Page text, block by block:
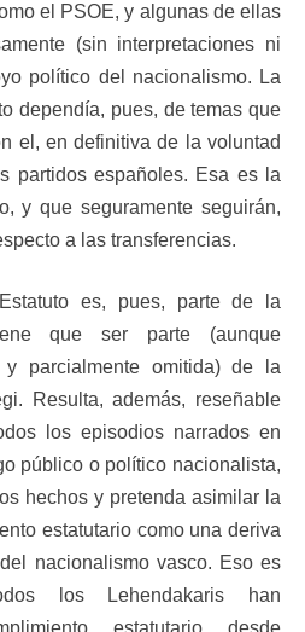
el PSOE, y algunas de ellas
(sin interpretaciones ni
político del nacionalismo. La
dependía, pues, de temas que
el, en definitiva de la voluntad
partidos españoles. Esa es la
y que seguramente seguirán,
a las transferencias.
es, pues, parte de la
que ser parte (aunque
y parcialmente omitida) de la
Resulta, además, reseñable
los episodios narrados en
público o político nacionalista,
hechos y pretenda asimilar la
estatutario como una deriva
nacionalismo vasco. Eso es
los Lehendakaris han
estatutario desde